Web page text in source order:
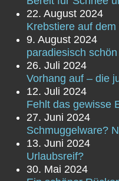
22. August 2024
Krebstiere auf dem
9. August 2024
paradiesisch schön
26. Juli 2024
Vorhang auf – die
12. Juli 2024
Fehlt das gewisse
27. Juni 2024
Schmuggelware?
13. Juni 2024
Urlaubsreif?
30. Mai 2024